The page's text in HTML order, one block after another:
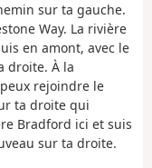
sur ta gauche.
Way. La rivière
en amont, avec le
droite. À la
rejoindre le
ta droite qui
Bradford ici et suis
sur ta droite.